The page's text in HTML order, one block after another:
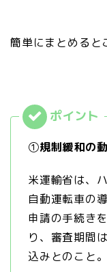
簡単にまとめると
①規制緩和の
米運輸省は、
自動運転車の
申請の手続き
り、審査期間
込みとのこと。